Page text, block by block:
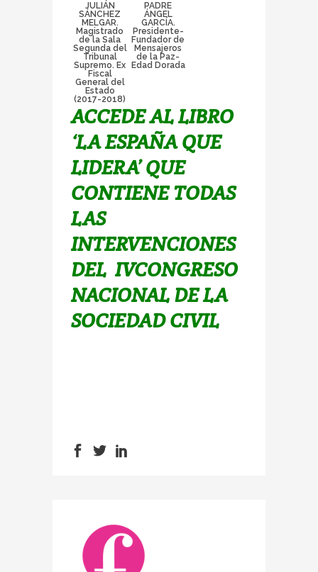
JULIÁN
SÁNCHEZ
MELGAR.
Magistrado
de la Sala
Segunda del
Tribunal
Supremo. Ex
Fiscal
General del
Estado
(2017-2018)
PADRE
ÁNGEL
GARCÍA.
Presidente-
Fundador de
Mensajeros
de la Paz-
Edad Dorada
ACCEDE AL LIBRO
‘LA ESPAÑA QUE
LIDERA’ QUE
CONTIENE TODAS
LAS
INTERVENCIONES
DEL IVCONGRESO
NACIONAL DE LA
SOCIEDAD CIVIL